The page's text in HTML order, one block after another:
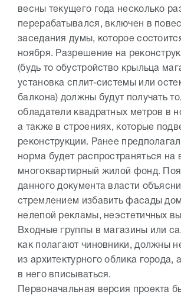
весны текущего года несколько
перерабатывался, включен в
заседания думы, которое
ноября. Разрешение на
(будь то обустройство крыльца
установка сплит-системы или
балкона) должны будут получать
обладатели квадратных метров в
а также в строениях, которые
реконструкции. Ранее
норма будет распространяться на
многоквартирный жилой фонд.
данного документа власти
стремлением избавить фасады
нелепой рекламы, неэстетичных
Входные группы в магазины или
как полагают чиновники, должны
из архитектурного облика города,
в него вписываться.
Первоначальная версия проекта